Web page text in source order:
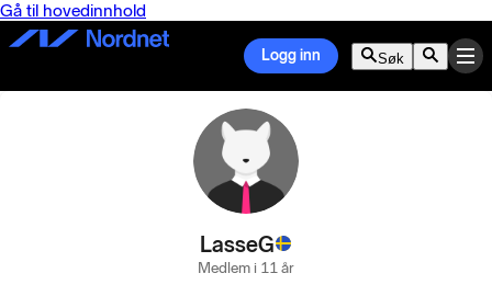
Gå til hovedinnhold
Logg inn Søk
LasseG
Medlem i 11 år